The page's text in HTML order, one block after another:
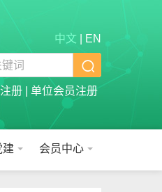
中文 EN

册| 单位会员注册
建 会员中心